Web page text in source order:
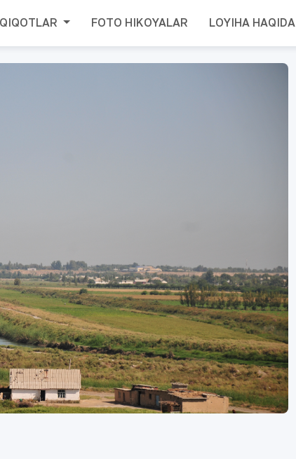
FOTO HIKOYALAR LOYIHA HAQIDA